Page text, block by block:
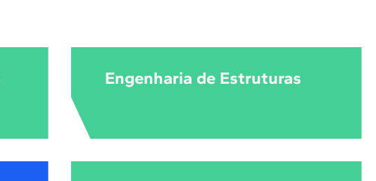
Engenharia de Estruturas